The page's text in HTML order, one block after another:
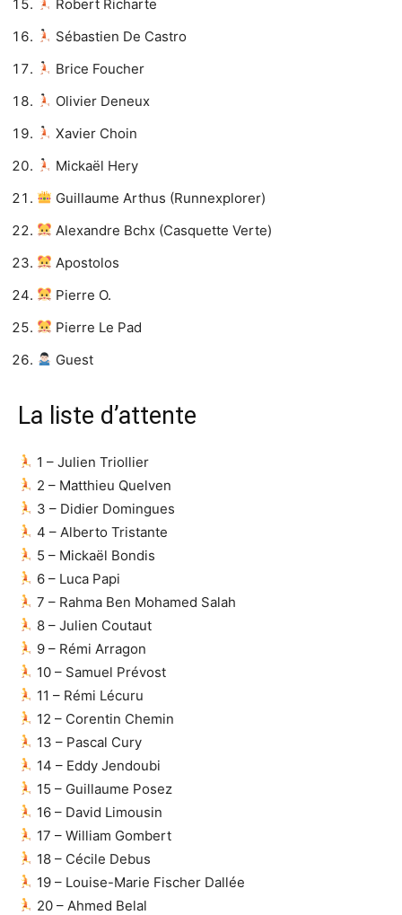
Robert Richarte
Sébastien De Castro
Brice Foucher
Olivier Deneux
Xavier Choin
Mickaël Hery
Guillaume Arthus (Runnexplorer)
Alexandre Bchx (Casquette Verte)
Apostolos
Pierre O.
Pierre Le Pad
Guest
La liste d’attente
1 – Julien Triollier
2 – Matthieu Quelven
3 – Didier Domingues
4 – Alberto Tristante
5 – Mickaël Bondis
6 – Luca Papi
7 – Rahma Ben Mohamed Salah
8 – Julien Coutaut
9 – Rémi Arragon
10 – Samuel Prévost
11 – Rémi Lécuru
12 – Corentin Chemin
13 – Pascal Cury
14 – Eddy Jendoubi
15 – Guillaume Posez
16 – David Limousin
17 – William Gombert
18 – Cécile Debus
19 – Louise-Marie Fischer Dallée
20 – Ahmed Belal